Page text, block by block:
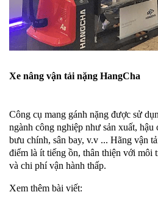
Xe nâng vận tải nặng HangCha
Công cụ mang gánh nặng được sử
ngành công nghiệp như sản xuất, hậu
bưu chính, sân bay, v.v ... Hãng vận
điểm là ít tiếng ồn, thân thiện với môi
và chi phí vận hành thấp.
Xem thêm bài viết: